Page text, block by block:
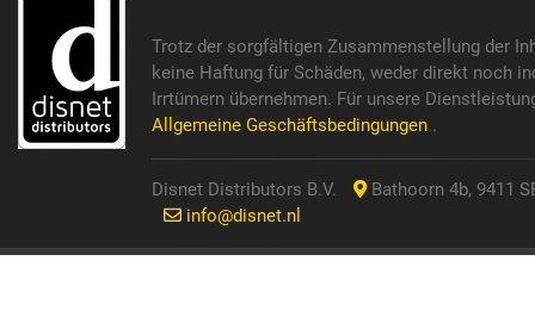
Trotz der sorgfältigen Zusammenstellung der
keine Haftung für Schäden, weder direkt noch
Irrtümern übernehmen. Für unsere
Allgemeine Geschäftsbedingungen .
Disnet Distributors B.V.
Bathoorn 4b, 9411
info@disnet.nl